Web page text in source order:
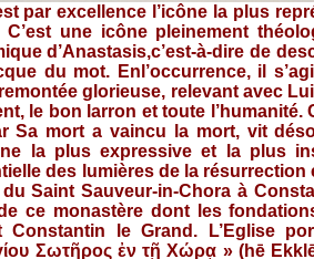
par excellence l’icône la plus
C’est une icône pleinement
d’Anastasis,c’est-à-dire de
du mot. En l’occurrence, il
remontée glorieuse, relevantavec Lui
le bon larron et toute l’humanité.
Sa mort avaincu la mort, vit
la plus expressive et la plus
des lumièresde la résurrection
SaintSauveur-in-Chora à
ce monastère dontles
Constantin le Grand. L’Eglise
Σωτῆρος ἐν τῇ Χώρᾳ » (hē